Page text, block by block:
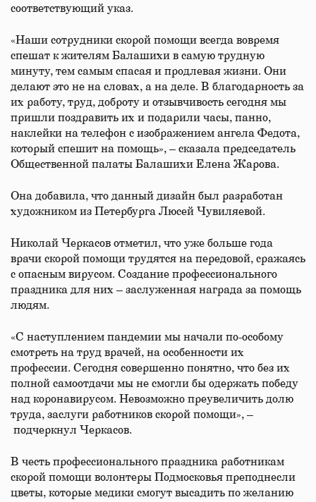
соответствующий указ.
«Наши сотрудники скорой помощи всегда вовремя
спешат к жителям Балашихи в самую трудную
минуту, тем самым спасая и продлевая жизни. Они
делают это не на словах, а на деле. В благодарность за
их работу, труд, доброту и отзывчивость сегодня мы
пришли поздравить их и подарили часы, панно,
наклейки на телефон с изображением ангела Федота,
который спешит на помощь», – сказала председатель
Общественной палаты Балашихи Елена Жарова.
Она добавила, что данный дизайн был разработан
художником из Петербурга Люсей Чувиляевой.
Николай Черкасов отметил, что уже больше года
врачи скорой помощи трудятся на передовой, сражаясь
с опасным вирусом. Создание профессионального
праздника для них – заслуженная награда за помощь
людям.
«С наступлением пандемии мы начали по-особому
смотреть на труд врачей, на особенности их
профессии. Сегодня совершенно понятно, что без их
полной самоотдачи мы не смогли бы одержать победу
над коронавирусом. Невозможно преувеличить долю
труда, заслуги работников скорой помощи», –
подчеркнул Черкасов.
В честь профессионального праздника работникам
скорой помощи волонтеры Подмосковья преподнесли
цветы, которые медики смогут высадить по желанию